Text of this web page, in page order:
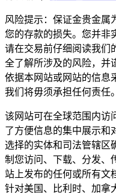
风险提示：保证金贵金属
您的存款的损失。您并非
请在交易前仔细阅读我们
全了解所涉及的风险，并
依据本网站或网站的信息
我们将毋须承担任何责任。
该网站可在全球范围内访
了方便信息的集中展示和
选择的实体和司法管辖区
制您访问、下载、分发、
站上发布的任何或所有文
针对美国、比利时、加拿